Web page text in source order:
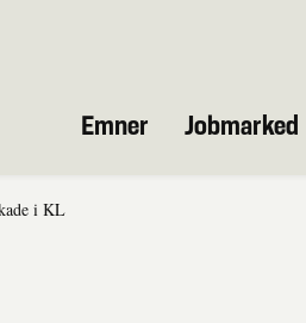
Emner Jobmarked
i KL